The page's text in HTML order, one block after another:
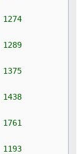
1274
1289
1375